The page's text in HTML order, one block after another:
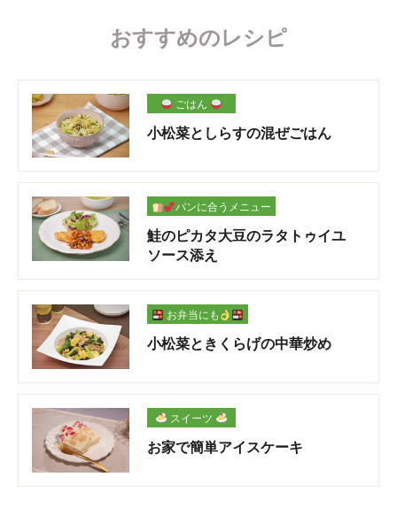
おすすめのレシピ
ごはん
小松菜としらすの混ぜごはん
パンに合うメニュー
鮭のピカタ大豆のラタトゥイユ
ソース添え
お弁当にも
小松菜ときくらげの中華炒め
スイーツ
お家で簡単アイスケーキ